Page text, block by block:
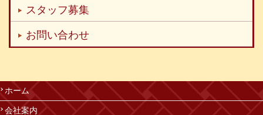
スタッフ募集
お問い合わせ
ホーム
会社案内